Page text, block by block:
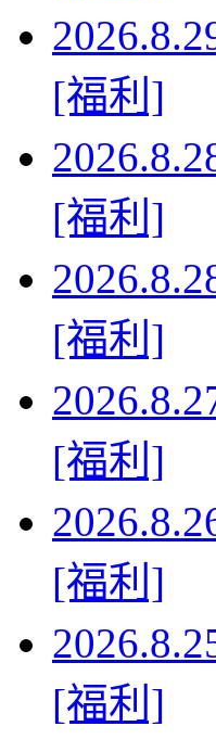
[福利]
[福利]
[福利]
[福利]
[福利]
[福利]